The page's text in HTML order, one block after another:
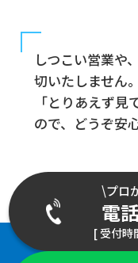
しつこい営業や
切いたしません。
「とりあえず
ので、どうぞ安
\プロ
電
[ 受付時